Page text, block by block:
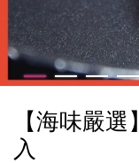
【海味嚴
入